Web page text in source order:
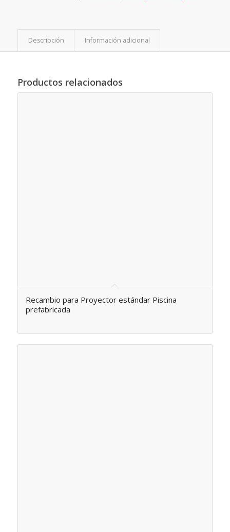
Descripción Información adicional
Productos relacionados
Recambio para Proyector estándar Piscina
prefabricada